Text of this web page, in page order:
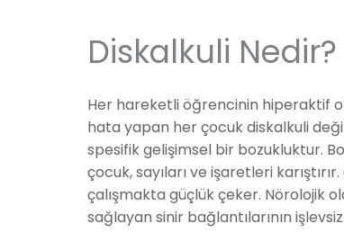
Diskalkuli Nedir?
Her hareketli öğrencinin hiperaktif
hata yapan her çocuk diskalkuli
spesifik gelişimsel bir bozukluktur.
çocuk, sayıları ve işaretleri
çalışmakta güçlük çeker. Nörolojik
sağlayan sinir bağlantılarının işlevsiz